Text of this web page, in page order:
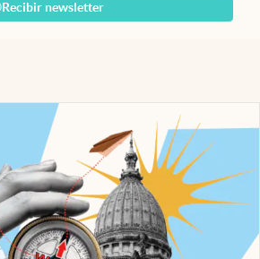
Recibir newsletter